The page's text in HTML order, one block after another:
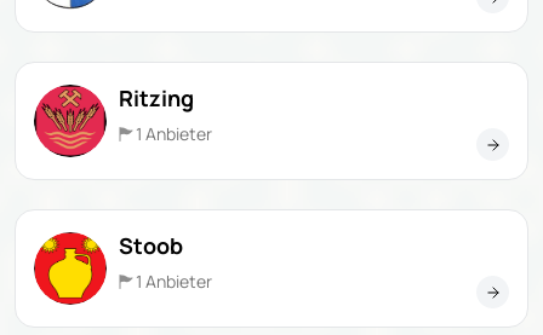
Ritzing
1 Anbieter
Stoob
1 Anbieter